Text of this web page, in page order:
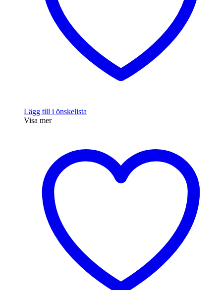
Lägg till i önskelista
Visa mer